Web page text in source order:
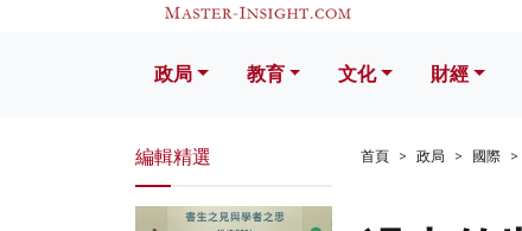
政局 教育 文化 財經
首頁 政局 國際
編輯精選